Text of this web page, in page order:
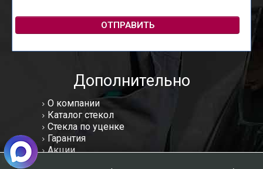
ОТПРАВИТЬ
Дополнительно
О компании
Каталог стекол
Стекла по уценке
Гарантия
Акции